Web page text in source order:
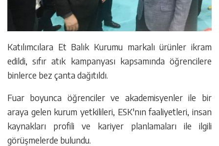
Katılımcılara Et Balık Kurumu markalı ürünler ikram
edildi, sıfır atık kampanyası kapsamında öğrencilere
binlerce bez çanta dağıtıldı.
Fuar boyunca öğrenciler ve akademisyenler ile bir
araya gelen kurum yetkilileri, ESK'nın faaliyetleri, insan
kaynakları profili ve kariyer planlamaları ile ilgili
görüşmelerde bulundu.